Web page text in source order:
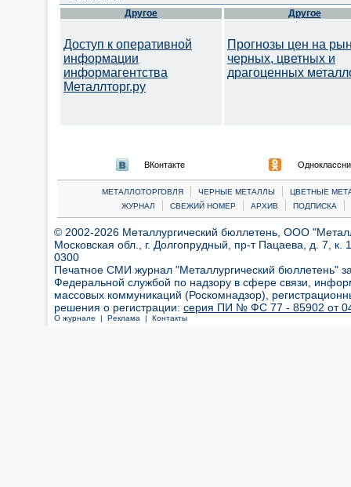
Другое
Доступ к оперативной
информации
информагентства
Металлторг.ру
Другое
Прогнозы цен на
черных, цветных и
драгоценных
ВКонтакте
МЕТАЛЛОТОРГОВЛЯ | ЧЕРНЫЕ МЕТАЛЛЫ |
ЦВЕТНЫЕ
ЖУРНАЛ
| СВЕЖИЙ НОМЕР | АРХИВ | ПОДПИСКА |
© 2002-2026 Металлургический бюллетень, ООО
Московская обл., г. Долгопрудный, пр-т Пацаева, д. 7,
0300
Печатное СМИ журнал "Металлургический бюллетень"
Федеральной службой по надзору в сфере связи,
массовых коммуникаций (Роскомнадзор),
решения о регистрации: серия ПИ № ФС 77 - 85902 от 04
О журнале | Реклама | Контакты